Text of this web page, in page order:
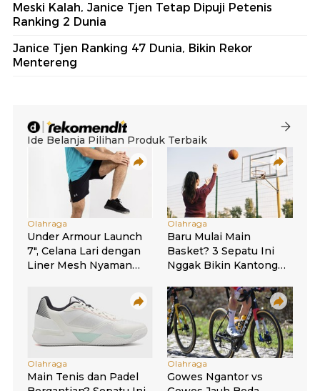
Meski Kalah, Janice Tjen Tetap Dipuji Petenis
Ranking 2 Dunia
Janice Tjen Ranking 47 Dunia, Bikin Rekor
Mentereng